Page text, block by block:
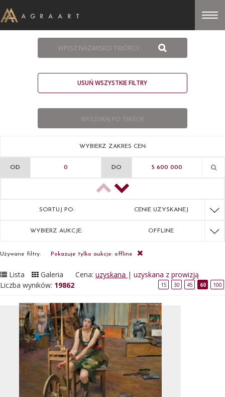
USUŃ WSZYSTKIE FILTRY
WYBIERZ ZAKRES CEN:
OD DO
SORTUJ PO: CENIE UZYSKANEJ
WYBIERZ AUKCJE: OFFLINE
Używane filtry: Pokazuje tylko aukcje: offline
Lista Galeria Cena: uzyskana | uzyskana z prowizją
Liczba wyników: 19862 15 30 45 60 100